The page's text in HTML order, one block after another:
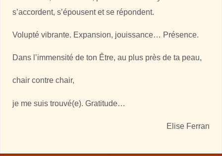
s’accordent, s’épousent et se répondent.
Volupté vibrante. Expansion, jouissance… Présence.
Dans l’immensité de ton Être, au plus près de ta peau,
chair contre chair,
je me suis trouvé(e). Gratitude…
Elise Ferran